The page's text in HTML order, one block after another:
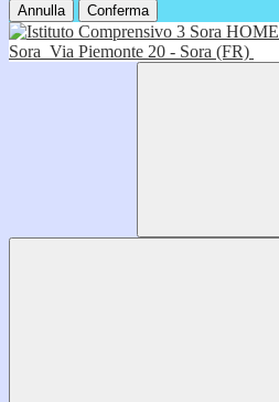
Annulla Conferma
HOME
Sora Via Piemonte 20 - Sora (FR)